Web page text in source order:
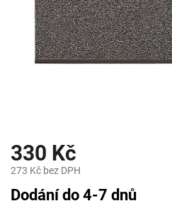
330 Kč
273 Kč bez DPH
Měrná
Dodání do 4-7 dnů